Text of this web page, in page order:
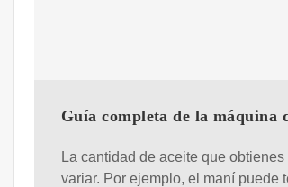
Guía completa de la máquina
La cantidad de aceite que
variar. Por ejemplo, el maní puede